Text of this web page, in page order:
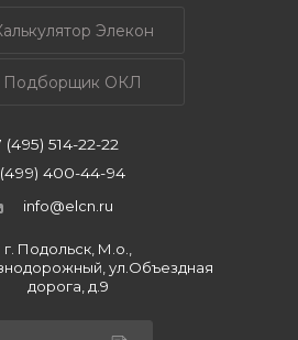
Элекон
Подборщик ОКЛ
(495) 514-22-22
400-44-94
info@elcn.ru
г. Подольск, М.о.,
ул.Объездная
дорога, д.9